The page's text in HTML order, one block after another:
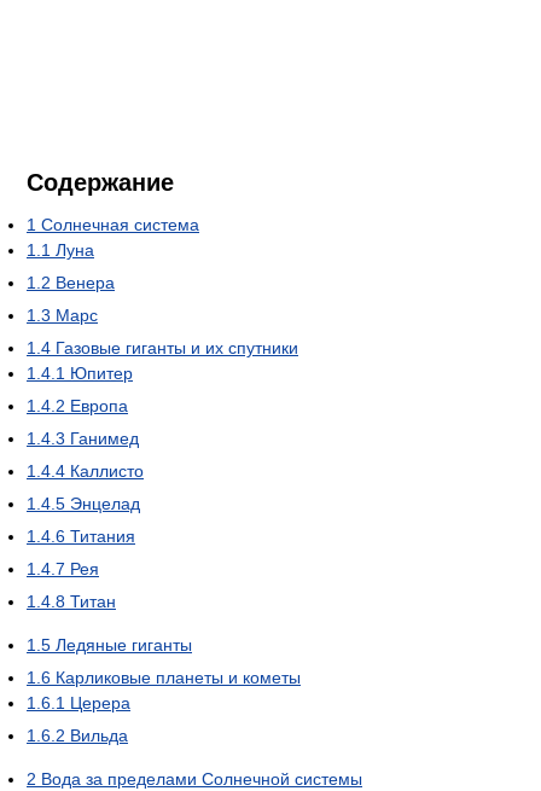
Содержание
1 Солнечная система
1.1 Луна
1.2 Венера
1.3 Марс
1.4 Газовые гиганты и их спутники
1.4.1 Юпитер
1.4.2 Европа
1.4.3 Ганимед
1.4.4 Каллисто
1.4.5 Энцелад
1.4.6 Титания
1.4.7 Рея
1.4.8 Титан
1.5 Ледяные гиганты
1.6 Карликовые планеты и кометы
1.6.1 Церера
1.6.2 Вильда
2 Вода за пределами Солнечной системы